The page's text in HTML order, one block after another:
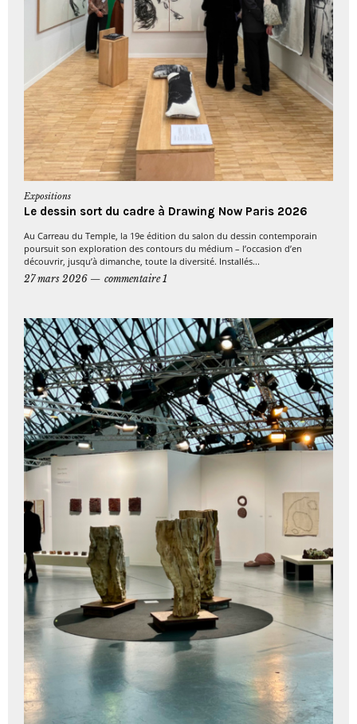
Expositions
Le dessin sort du cadre à Drawing Now Paris 2026
Au Carreau du Temple, la 19e édition du salon du dessin contemporain
poursuit son exploration des contours du médium – l’occasion d’en
découvrir, jusqu’à dimanche, toute la diversité. Installés...
27 mars 2026
commentaire 1